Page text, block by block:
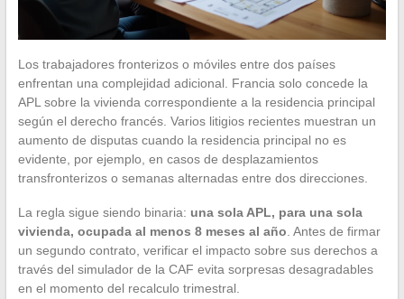
Los trabajadores fronterizos o móviles entre dos países
enfrentan una complejidad adicional. Francia solo concede la
APL sobre la vivienda correspondiente a la residencia principal
según el derecho francés. Varios litigios recientes muestran un
aumento de disputas cuando la residencia principal no es
evidente, por ejemplo, en casos de desplazamientos
transfronterizos o semanas alternadas entre dos direcciones.
La regla sigue siendo binaria: una sola APL, para una sola
vivienda, ocupada al menos 8 meses al año. Antes de firmar
un segundo contrato, verificar el impacto sobre sus derechos a
través del simulador de la CAF evita sorpresas desagradables
en el momento del recalculo trimestral.